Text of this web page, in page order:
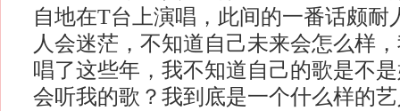
自地在T台上演唱，此间的一番话颇耐
人会迷茫，不知道自己未来会怎么样
唱了这些年，我不知道自己的歌是不
会听我的歌？我到底是一个什么样的